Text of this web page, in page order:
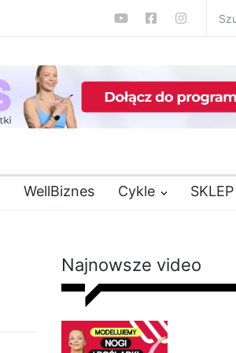
WellBiznes Cykle SKLEP
Najnowsze video